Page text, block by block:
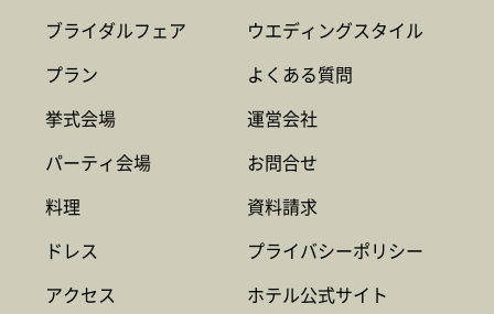
ブライダルフェア
プラン
挙式会場
パーティ会場
料理
ドレス
アクセス
ウエディングスタイル
よくある質問
運営会社
お問合せ
資料請求
プライバシーポリシー
ホテル公式サイト